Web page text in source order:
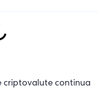
criptovalute continua